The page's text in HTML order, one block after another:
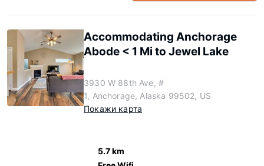
Accommodating Anchorage
Abode < 1 Mi to Jewel Lake
3930 W 88th Ave, #
1, Anchorage, Alaska 99502, US
Покажи карта
5.7 km